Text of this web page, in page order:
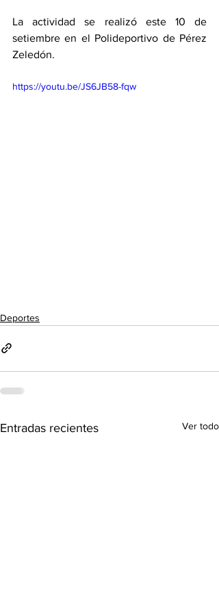
La actividad se realizó este 10 de
setiembre en el Polideportivo de Pérez
Zeledón.
https://youtu.be/JS6JB58-fqw
Deportes
Entradas recientes Ver todo